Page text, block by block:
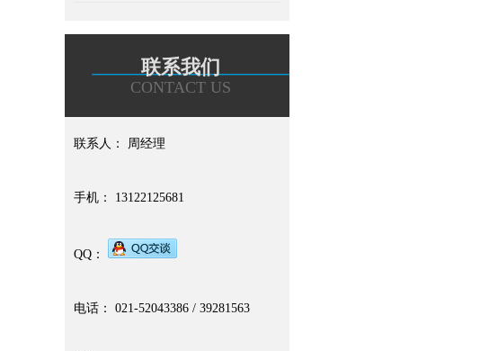
联系我们
CONTACT US
联系人： 周经理
手机： 13122125681
QQ：
电话： 021-52043386 / 39281563